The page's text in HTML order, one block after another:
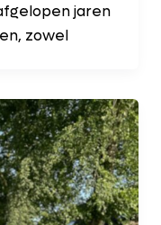
jaren
zowel